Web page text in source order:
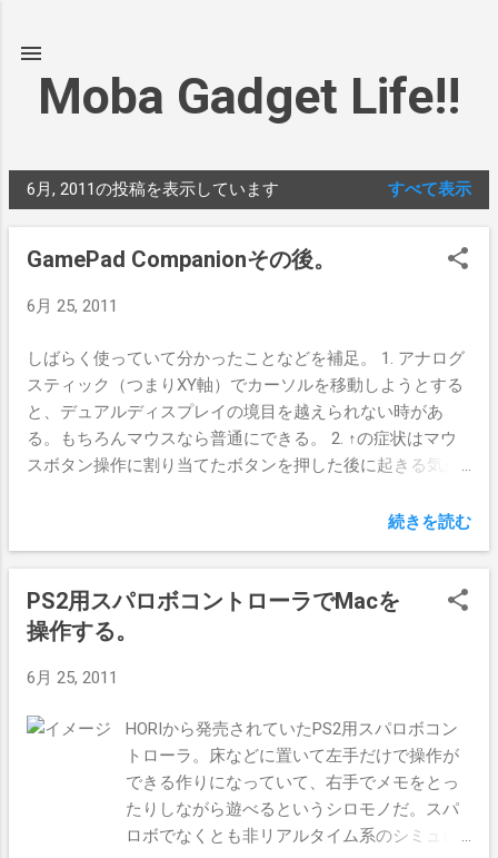
Moba Gadget Life!!
投
6月, 2011の投稿を表示しています すべて表示
GamePad Companionその後。
6月 25, 2011
しばらく使っていて分かったことなどを補足。 1. アナログ
スティック（つまりXY軸）でカーソルを移動しようとする
と、デュアルディスプレイの境目を越えられない時があ
る。もちろんマウスなら普通にできる。 2. ↑の症状はマウ
スボタン操作に割り当てたボタンを押した後に起きる気が
専用と思った方がいいのかもしれない。 3. アプリケーショ
Command + Shift + Tab）は、Key Repeatを有効にするとグ
ルグル動いてしまって止めるのが難しいし、無効にすると
スイッチャが表示されずに次のアプリに切り替わるだけに
ャを表示しながら切り替えるクセがあるので、その操作を
る。 Posted via email from 物欲スクラップブック
続きを読む
PS2用スパロボコントローラでMacを
操作する。
6月 25, 2011
HORIから発売されていたPS2用スパロボコン
トローラ。床などに置いて左手だけで操作が
できる作りになっていて、右手でメモをとっ
たりしながら遊べるというシロモノだ。スパ
ロボでなくとも非リアルタイム系のシミュレ